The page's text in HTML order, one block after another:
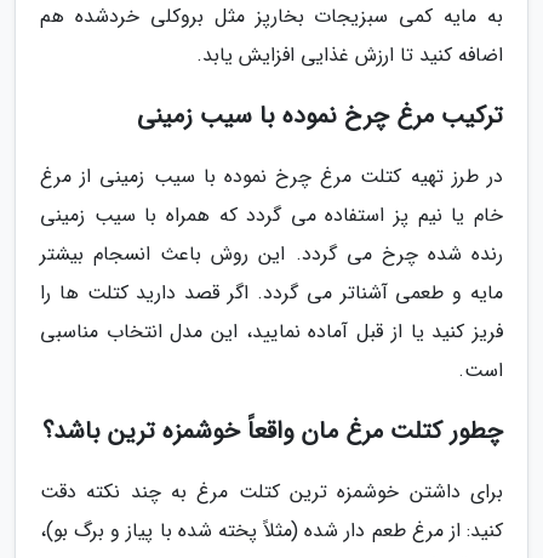
به مایه کمی سبزیجات بخارپز مثل بروکلی خردشده هم
اضافه کنید تا ارزش غذایی افزایش یابد.
ترکیب مرغ چرخ نموده با سیب زمینی
در طرز تهیه کتلت مرغ چرخ نموده با سیب زمینی از مرغ
خام یا نیم پز استفاده می گردد که همراه با سیب زمینی
رنده شده چرخ می گردد. این روش باعث انسجام بیشتر
مایه و طعمی آشناتر می گردد. اگر قصد دارید کتلت ها را
فریز کنید یا از قبل آماده نمایید، این مدل انتخاب مناسبی
است.
چطور کتلت مرغ مان واقعاً خوشمزه ترین باشد؟
برای داشتن خوشمزه ترین کتلت مرغ به چند نکته دقت
کنید: از مرغ طعم دار شده (مثلاً پخته شده با پیاز و برگ بو)،